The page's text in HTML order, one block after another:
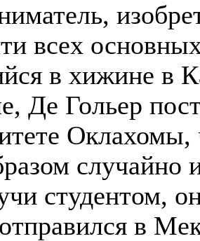
всех
в хижине в
Де Гольер
случайно
студентом,
в